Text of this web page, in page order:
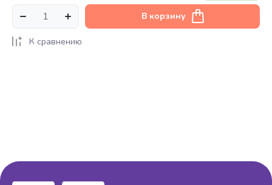
В корзину
К сравнению